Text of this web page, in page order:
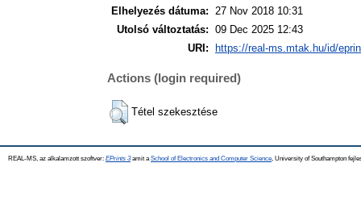
Elhelyezés dátuma: 27 Nov 2018 10:31
Utolsó változtatás: 09 Dec 2025 12:43
URI:
https://real-ms.mtak.hu/id/
Actions (login required)
Tétel szekesztése
REAL-MS, az alkalamzott szoftver: EPrints 3amit a School of Electronics and Computer Science , University of Southampton